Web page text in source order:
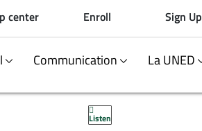
center Enroll Sign Up
Communication La UNED
Listen